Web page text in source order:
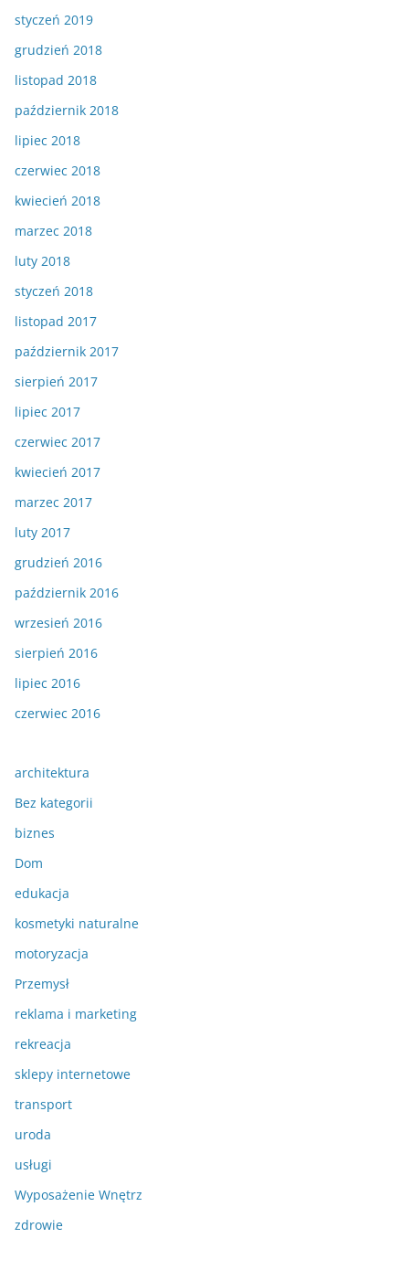
styczeń 2019
grudzień 2018
listopad 2018
październik 2018
lipiec 2018
czerwiec 2018
kwiecień 2018
marzec 2018
luty 2018
styczeń 2018
listopad 2017
październik 2017
sierpień 2017
lipiec 2017
czerwiec 2017
kwiecień 2017
marzec 2017
luty 2017
grudzień 2016
październik 2016
wrzesień 2016
sierpień 2016
lipiec 2016
czerwiec 2016
architektura
Bez kategorii
biznes
Dom
edukacja
kosmetyki naturalne
motoryzacja
Przemysł
reklama i marketing
rekreacja
sklepy internetowe
transport
uroda
usługi
Wyposażenie Wnętrz
zdrowie